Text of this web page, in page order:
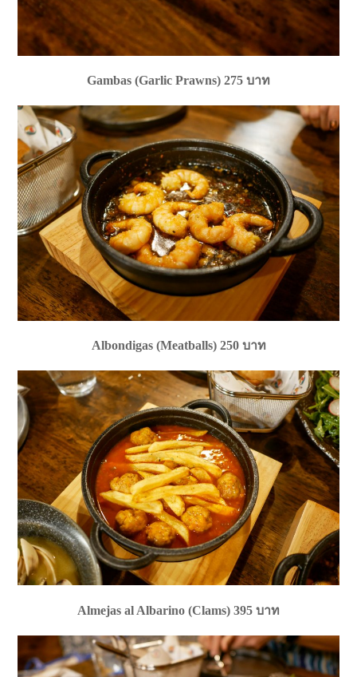
Gambas (Garlic Prawns) 275 บาท
Albondigas (Meatballs) 250 บาท
Almejas al Albarino (Clams) 395 บาท